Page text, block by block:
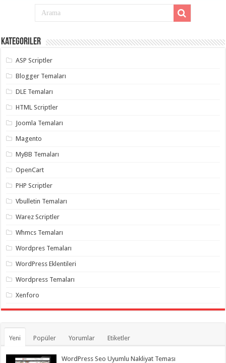
gaziantep
eve
taşımacılık,
gaziantep
organizasyon
organizasyon,
organizasyon,
organizasyon ,
organizasyon,
organizasyon,
palyaço,
takipçi
twitter
hilesi ,
takipçi
Kategoriler
ASP Scriptler
Blogger Temaları
DLE Temaları
HTML Scriptler
Joomla Temaları
Magento
MyBB Temaları
OpenCart
PHP Scriptler
Vbulletin Temaları
Warez Scriptler
Whmcs Temaları
Wordpres Temaları
WordPress Eklentileri
Wordpress Temaları
Xenforo
Yeni Popüler Yorumlar Etiketler
WordPress Seo Uyumlu Nakliyat Teması